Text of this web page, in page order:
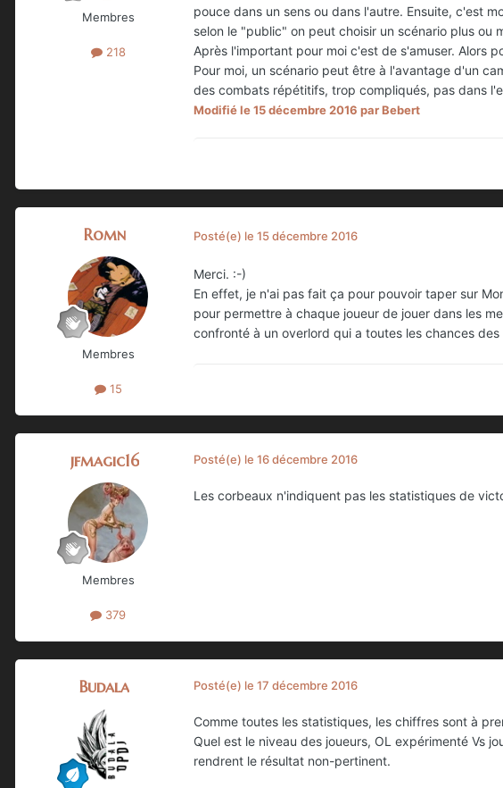
Membres
218
pouce dans un sens ou dans l'autre. Ensuite, c'est
selon le "public" on peut choisir un scénario plus
Après l'important pour moi c'est de s'amuser. Alors
Pour moi, un scénario peut être à l'avantage d'un
des combats répétitifs, trop compliqués, pas dans
Modifiéle 15 décembre 2016 par Bebert
Romn
Membres
15
Posté(e) le 15 décembre 2016
Merci. :-)
En effet, je n'ai pas fait ça pour pouvoir taper sur
pour permettre à chaque joueur de jouer dans les
confronté à un overlord qui a toutes les chances
jfmagic16
Membres
379
Posté(e) le 16 décembre 2016
Les corbeaux n'indiquent pas les statistiques de
Budala Posté(e) le 17 décembre 2016
Comme toutes les statistiques, les chiffres sont à
Quel est le niveau des joueurs, OL expérimenté Vs
rendrent le résultat non-pertinent.